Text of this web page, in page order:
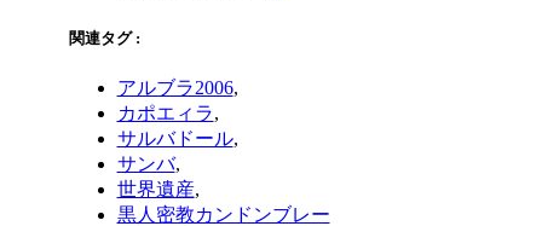
関連タグ :
アルブラ2006,
カポエィラ,
サルバドール,
サンバ,
世界遺産,
黒人密教カンドンブレー